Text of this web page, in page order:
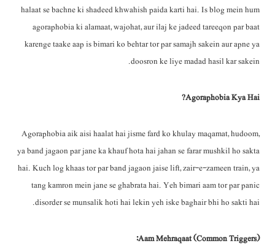
halaat se bachne ki shadeed khwahish paida karti hai. Is blog mein hum
agoraphobia ki alamaat, wajohat, aur ilaj ke jadeed tareeqon par baat
karenge taake aap is bimari ko behtar tor par samajh sakein aur apne ya
doosron ke liye madad hasil kar sakein.
Agoraphobia Kya Hai?
Agoraphobia aik aisi haalat hai jisme fard ko khulay maqamat, hudoom,
ya band jagaon par jane ka khauf hota hai jahan se farar mushkil ho sakta
hai. Kuch log khaas tor par band jagaon jaise lift, zair-e-zameen train, ya
tang kamron mein jane se ghabrata hai. Yeh bimari aam tor par panic
disorder se munsalik hoti hai lekin yeh iske baghair bhi ho sakti hai.
Aam Mehraqaat (Common Triggers):